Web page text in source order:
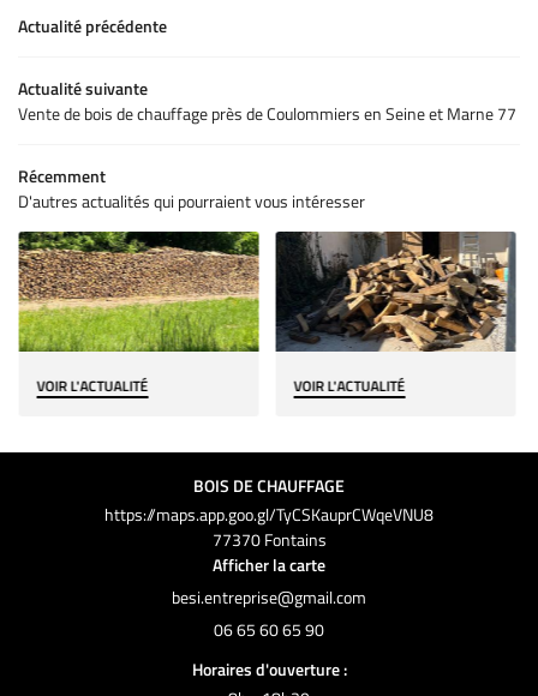
Actualité précédente
Actualité suivante
Vente de bois de chauffage près de Coulommiers en Seine et Marne 77
Récemment
D'autres actualités qui pourraient vous intéresser
VOIR L'ACTUALITÉ VOIR L'ACTUALITÉ
BOIS DE CHAUFFAGE
https://maps.app.goo.gl/TyCSKauprCWqeVNU8
77370 Fontains
Afficher la carte
06 65 60 65 90
Horaires d'ouverture :